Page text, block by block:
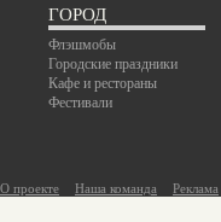
ГОРОД
Флэшмобы
Городские праздники
Кафе и рестораны
Фестивали
О проекте Наша команда Реклама